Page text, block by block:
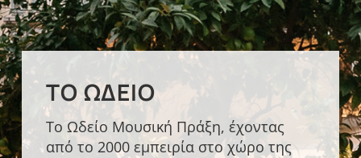
ΤΟ ΩΔΕΊΟ
Το Ωδείο Μουσική Πράξη, έχοντας
από το 2000 εμπειρία στο χώρο της